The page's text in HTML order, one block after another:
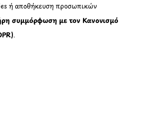
ή αποθήκευση προσωπικών
συμμόρφωση με τον Κανονισμό
.